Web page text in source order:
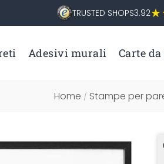
TRUSTED SHOPS3.92
Adesivi murali Carte
Home / Stampe per